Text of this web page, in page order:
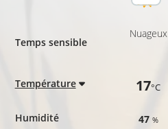
Temps sensible
Température
Humidité
Nuageux
17°C
47 %